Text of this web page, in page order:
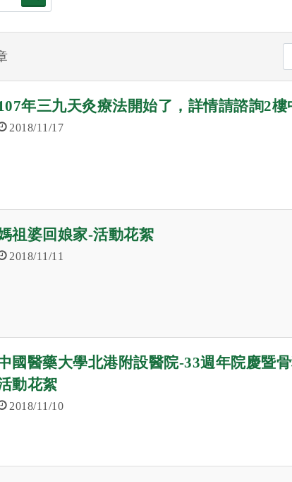
年三九天灸療法開始了，詳情請諮詢2樓
2018/11/17
祖婆回娘家-活動花絮
2018/11/11
國醫藥大學北港附設醫院-33週年院慶暨
動花絮
2018/11/10